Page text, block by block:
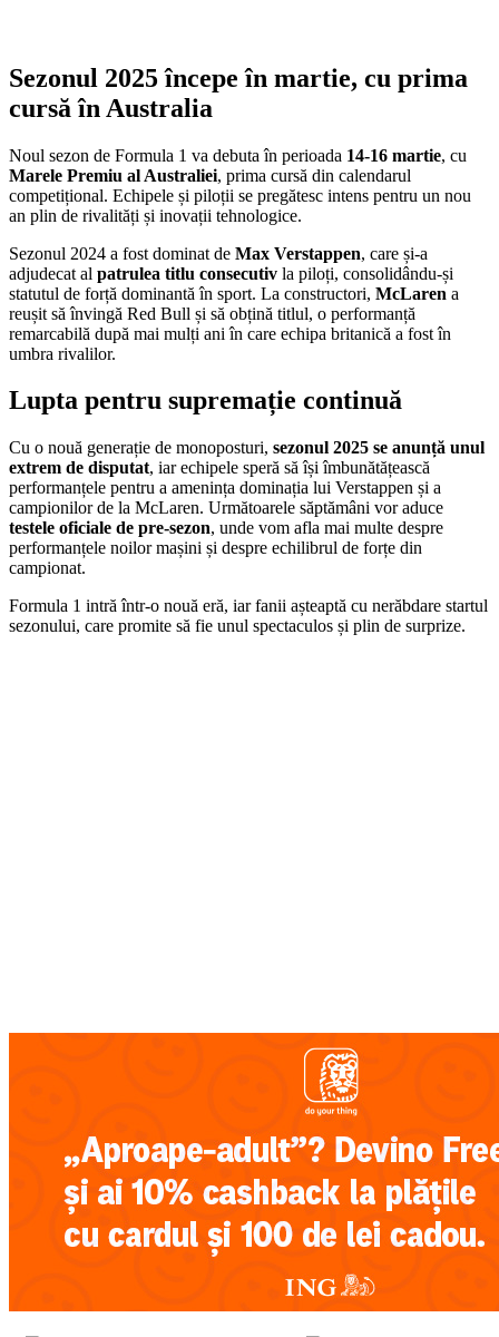
Sezonul 2025 începe în martie, cu prima
cursă în Australia
Noul sezon de Formula 1 va debuta în perioada 14-16 martie, cu
Marele Premiu al Australiei, prima cursă din calendarul
competițional. Echipele și piloții se pregătesc intens pentru un nou
an plin de rivalități și inovații tehnologice.
Sezonul 2024 a fost dominat de Max Verstappen, care și-a
adjudecat al patrulea titlu consecutiv la piloți, consolidându-și
statutul de forță dominantă în sport. La constructori, McLaren a
reușit să învingă Red Bull și să obțină titlul, o performanță
remarcabilă după mai mulți ani în care echipa britanică a fost în
umbra rivalilor.
Lupta pentru supremație continuă
Cu o nouă generație de monoposturi, sezonul 2025 se anunță unul
extrem de disputat, iar echipele speră să își îmbunătățească
performanțele pentru a amenința dominația lui Verstappen și a
campionilor de la McLaren. Următoarele săptămâni vor aduce
testele oficiale de pre-sezon, unde vom afla mai multe despre
performanțele noilor mașini și despre echilibrul de forțe din
campionat.
Formula 1 intră într-o nouă eră, iar fanii așteaptă cu nerăbdare startul
sezonului, care promite să fie unul spectaculos și plin de surprize.